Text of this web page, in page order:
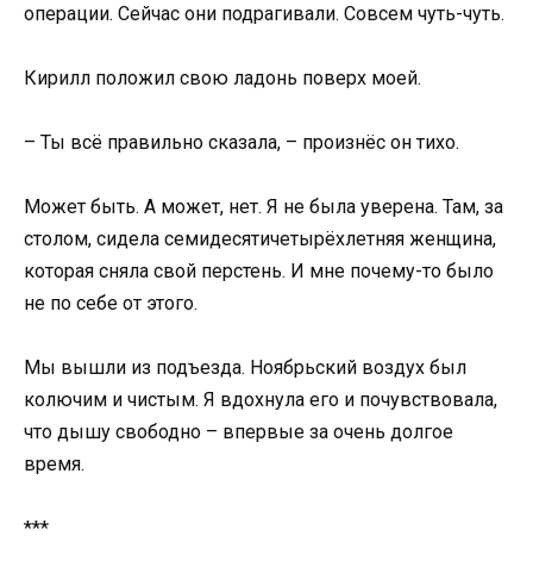
операции. Сейчас они подрагивали. Совсем чуть-чуть.
Кирилл положил свою ладонь поверх моей.
– Ты всё правильно сказала, – произнёс он тихо.
Может быть. А может, нет. Я не была уверена. Там, за
столом, сидела семидесятичетырёхлетняя женщина,
которая сняла свой перстень. И мне почему-то было
не по себе от этого.
Мы вышли из подъезда. Ноябрьский воздух был
колючим и чистым. Я вдохнула его и почувствовала,
что дышу свободно – впервые за очень долгое
время.
***